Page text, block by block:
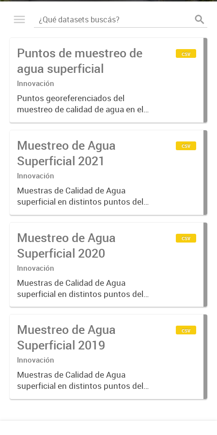
Puntos de muestreo de
agua superficial
Innovación
Puntos georeferenciados del
muestreo de calidad de agua en el
Partido de Tigre
csv
Muestreo de Agua
Superficial 2021
Innovación
Muestras de Calidad de Agua
superficial en distintos puntos del
Partido de Tigre en el año 2021
csv
Muestreo de Agua
Superficial 2020
Innovación
Muestras de Calidad de Agua
superficial en distintos puntos del
Partido de Tigre en el año 2020
csv
Muestreo de Agua
Superficial 2019
Innovación
Muestras de Calidad de Agua
superficial en distintos puntos del
Partido de Tigre en el año 2019
csv